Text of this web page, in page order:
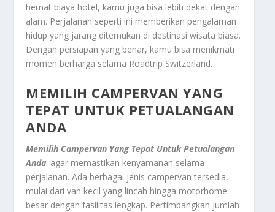
hemat biaya hotel, kamu juga bisa lebih dekat dengan
alam. Perjalanan seperti ini memberikan pengalaman
hidup yang jarang ditemukan di destinasi wisata biasa.
Dengan persiapan yang benar, kamu bisa menikmati
momen berharga selama Roadtrip Switzerland.
MEMILIH CAMPERVAN YANG
TEPAT UNTUK PETUALANGAN
ANDA
Memilih Campervan Yang Tepat Untuk Petualangan
Anda. agar memastikan kenyamanan selama
perjalanan. Ada berbagai jenis campervan tersedia,
mulai dari van kecil yang lincah hingga motorhome
besar dengan fasilitas lengkap. Pertimbangkan jumlah